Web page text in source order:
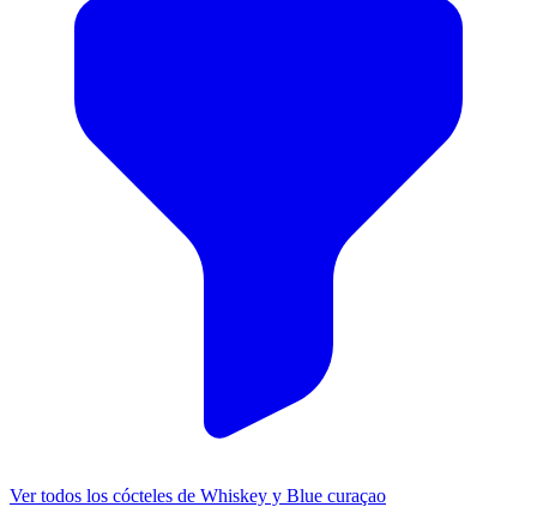
Ver todos los cócteles de Whiskey y Blue curaçao